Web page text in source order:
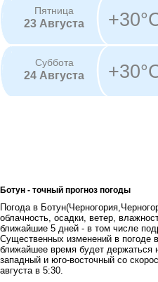
Пятница
23 Августа
Суббота
24 Августа
Ботун - точный прогноз погоды
Погода в
облачность, осадки, ветер,
ближайшие 5 дней - в том числе
Существенных изменений в погоде
ближайшее время будет держаться
западный и юго-восточный со
августа в 5:30.